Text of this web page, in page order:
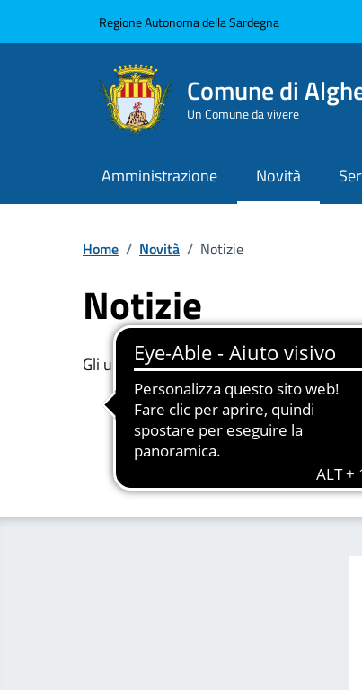
Regione Autonoma della Sardegna
Comune di
Un Comune da vivere
Amministrazione Novità
Home / Novità / Notizie
Notizie
Gli ultimi aggiornamenti sugli